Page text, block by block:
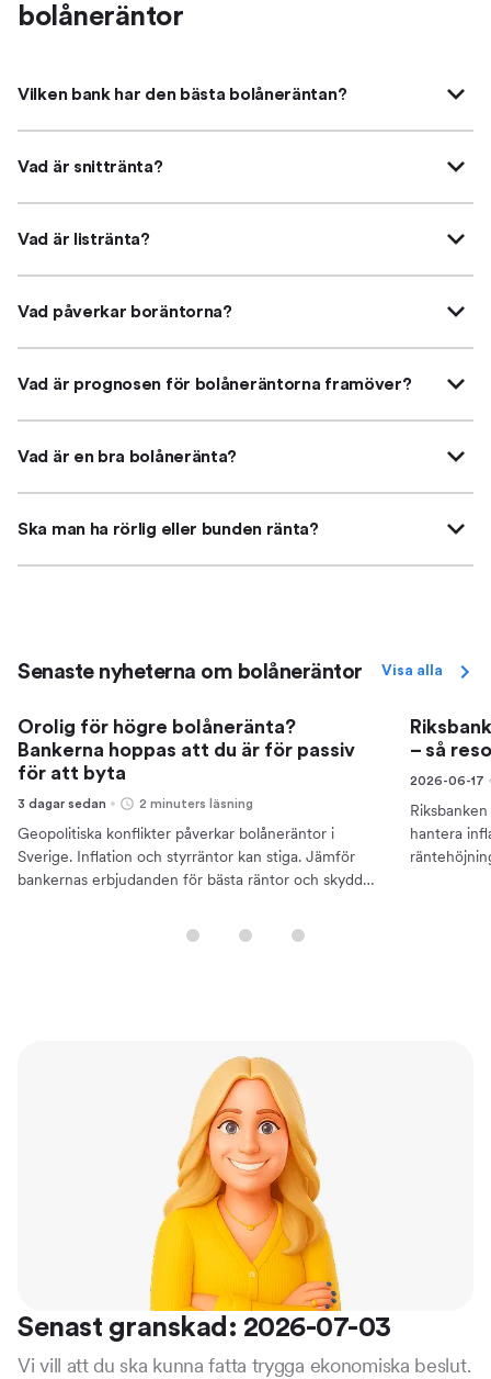
bolåneräntor
Vilken bank har den bästa bolåneräntan?
Vad är snittränta?
Vad är listränta?
Vad påverkar boräntorna?
Vad är prognosen för bolåneräntorna framöver?
Vad är en bra bolåneränta?
Ska man ha rörlig eller bunden ränta?
Senaste nyheterna om bolåneräntor Visa alla
Orolig för högre bolåneränta?
Bankerna hoppas att du är för passiv
för att byta
3 dagar sedan 2 minuters läsning
Geopolitiska konflikter påverkar bolåneräntor i
Sverige. Inflation och styrräntor kan stiga. Jämför
bankernas erbjudanden för bästa räntor och skydda
– så
2026-06-17
hantera
Senast granskad: 2026-07-03
Vi vill att du ska kunna fatta trygga ekonomiska beslut.